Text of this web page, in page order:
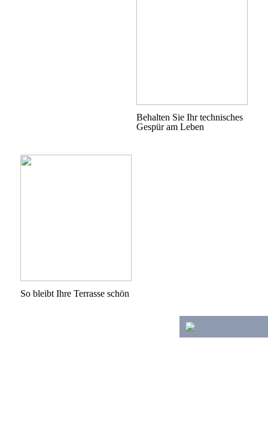
Behalten Sie Ihr technisches
Gespür am Leben
So bleibt Ihre Terrasse schön